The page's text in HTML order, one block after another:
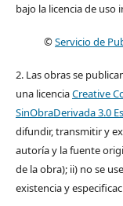
bajo la licencia de uso
©Servicio de
2. Las obras se
una licenciaCreative
SinObraDerivada 3.0
difundir, transmitir y
autoría y la fuente
de la obra); ii) no se
existencia y